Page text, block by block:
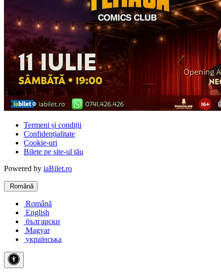
Termeni și condiții
Confidențialitate
Cookie-uri
Bilete pe site-ul tău
Powered by iaBilet.ro
Română
Română
English
български
Magyar
українська